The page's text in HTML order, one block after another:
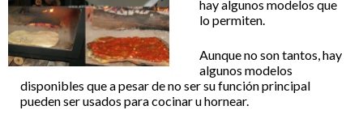
hay algunos modelos que
lo permiten.
Aunque no son tantos, hay
algunos modelos
disponibles que a pesar de no ser su función principal
pueden ser usados para cocinar u hornear.